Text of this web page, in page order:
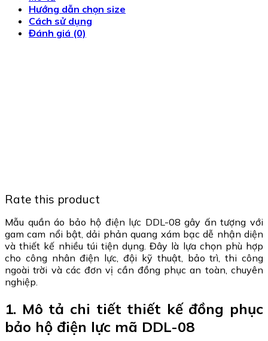
Hướng dẫn chọn size
Cách sử dụng
Đánh giá (0)
Rate this product
Mẫu quần áo bảo hộ điện lực DDL-08 gây ấn tượng với
gam cam nổi bật, dải phản quang xám bạc dễ nhận diện
và thiết kế nhiều túi tiện dụng. Đây là lựa chọn phù hợp
cho công nhân điện lực, đội kỹ thuật, bảo trì, thi công
ngoài trời và các đơn vị cần đồng phục an toàn, chuyên
nghiệp.
1. Mô tả chi tiết thiết kế đồng phục
bảo hộ điện lực mã DDL-08